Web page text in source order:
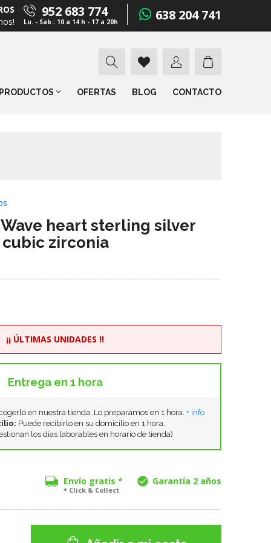
952 683 774
Lu. - Sab.: 10 a 14 h - 17 a 20h 638 204 741
PRODUCTOS OFERTAS BLOG CONTACTO
heart sterling silver
zirconia
¡¡ ÚLTIMAS UNIDADES !!
Entrega en 1 hora
en nuestra tienda. Lo preparamos en 1 hora. + info
Puede recibirlo en su domicilio en 1 hora.
los días laborables en horario de tienda)
Envío gratis *
* Click & Collect
Garantía 2 años